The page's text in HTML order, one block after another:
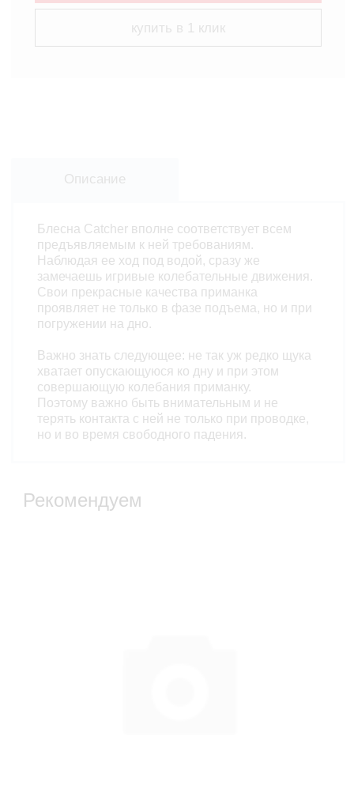
купить в 1 клик
Описание
Блесна Catcher вполне соответствует всем
предъявляемым к ней требованиям.
Наблюдая ее ход под водой, сразу же
замечаешь игривые колебательные движения.
Свои прекрасные качества приманка
проявляет не только в фазе подъема, но и при
погружении на дно.
Важно знать следующее: не так уж редко щука
хватает опускающуюся ко дну и при этом
совершающую колебания приманку.
Поэтому важно быть внимательным и не
терять контакта с ней не только при проводке,
но и во время свободного падения.
Рекомендуем